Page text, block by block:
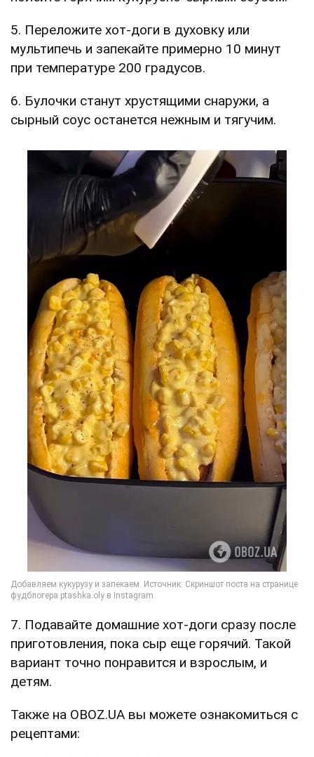
5. Переложите хот-доги в духовку или
мультипечь и запекайте примерно 10 минут
при температуре 200 градусов.
6. Булочки станут хрустящими снаружи, а
сырный соус останется нежным и тягучим.
7. Подавайте домашние хот-доги сразу после
приготовления, пока сыр еще горячий. Такой
вариант точно понравится и взрослым, и
детям.
Также на OBOZ.UA вы можете ознакомиться с
рецептами: